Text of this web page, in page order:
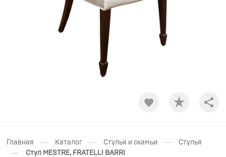
Главная — Каталог — Стулья и скамьи — Стулья
— Стул MESTRE, FRATELLI BARRI